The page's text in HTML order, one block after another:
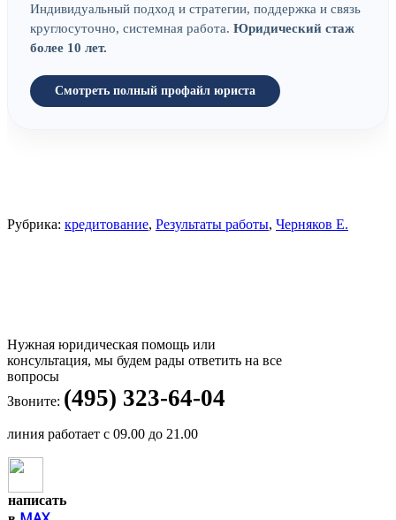
Индивидуальный подход и стратегии, поддержка и связь
круглосуточно, системная работа. Юридический стаж
более 10 лет.
Смотреть полный профайл юриста
Рубрика: кредитование, Результаты работы, Черняков Е.
Нужная юридическая помощь или
консультация, мы будем рады ответить на все
вопросы
Звоните: (495) 323-64-04
линия работает с 09.00 до 21.00
написать